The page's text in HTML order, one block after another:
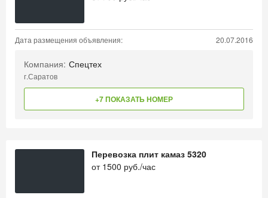
Дата размещения объявления: 20.07.2016
Компания: Спецтех
г.Саратов
+7 ПОКАЗАТЬ НОМЕР
Перевозка плит камаз 5320
от 1500 руб./час